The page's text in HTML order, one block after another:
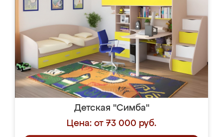
Детская "Симба"
Цена: от 73 000 руб.